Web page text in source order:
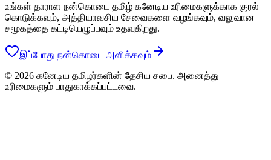
உங்கள் தாராள நன்கொடை தமிழ் கனேடிய உரிமைகளுக்காக குரல்
கொடுக்கவும், அத்தியாவசிய சேவைகளை வழங்கவும், வலுவான
சமூகத்தை கட்டியெழுப்பவும் உதவுகிறது.
இப்போது நன்கொடை அளிக்கவும்
© 2026 கனேடிய தமிழர்களின் தேசிய சபை. அனைத்து
உரிமைகளும் பாதுகாக்கப்பட்டவை.